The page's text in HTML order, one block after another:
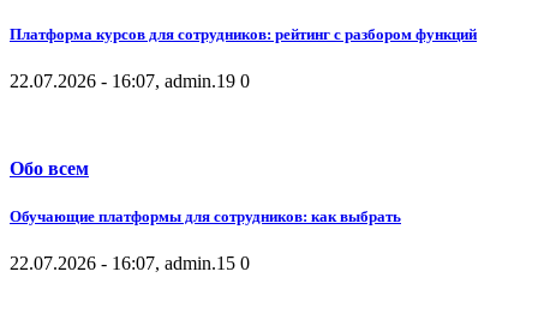
Платформа курсов для сотрудников: рейтинг с разбором функций
22.07.2026 - 16:07, admin.19 0
Обо всем
Обучающие платформы для сотрудников: как выбрать
22.07.2026 - 16:07, admin.15 0